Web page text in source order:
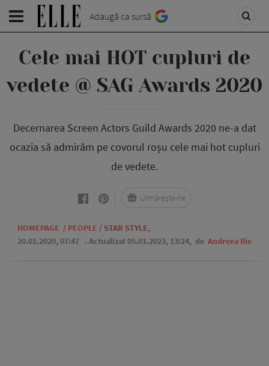
Adaugă ca sursă
Cele mai HOT cupluri de
vedete @ SAG Awards 2020
Decernarea Screen Actors Guild Awards 2020 ne-a dat
ocazia să admirăm pe covorul roșu cele mai hot cupluri
de vedete.
HOMEPAGE / PEOPLE / STAR STYLE,
20.01.2020, 07:47 . Actualizat 05.01.2023, 13:24, de Andreea Ilie
Urmărește-ne